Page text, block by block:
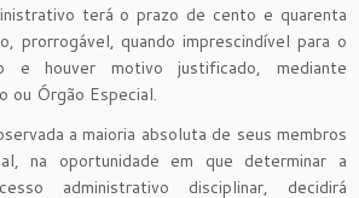
terá o prazo de cento e quarenta
prorrogável, quando imprescindível para o
e houver motivo justificado, mediante
ou Órgão Especial.
a maioria absoluta de seus membros
na oportunidade em que determinar a
administrativo disciplinar, decidirá